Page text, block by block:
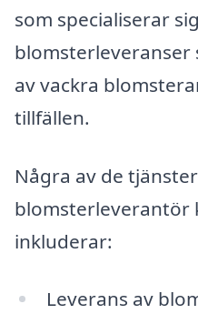
som specialiserar
av vackra
tillfällen.
Några av de
blomsterleverantör
inkluderar:
Leverans av